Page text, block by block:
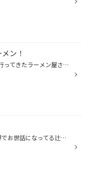
ン！
この前のお休みに行ってきたラーメン屋さん♫ 堺市堺区にある、肉麺ひだまり庵 と言うお店で、今年オープンしたとこで中もカフェっぽくて 綺麗で、カウンターもあるので1人でも気軽に入れます。 私が注文したのは 肉そば 和風しょうゆ味。 ローストビーフ、ローストポーク、豚チャーシュー、炙り豚...
5月からタイヤ館堺でお世話になってる辻田です！ 記念すべき1回目の日記、何を書こうか… かな〜〜り悩みましたが やっぱり先ずは自己紹介を！ 地元が店舗の近くなので お店の存在は子供の頃から知っていたのですが 車買おう！って決めたとき どうせなら知識つけていい車買いたいな〜って 元々運転が...